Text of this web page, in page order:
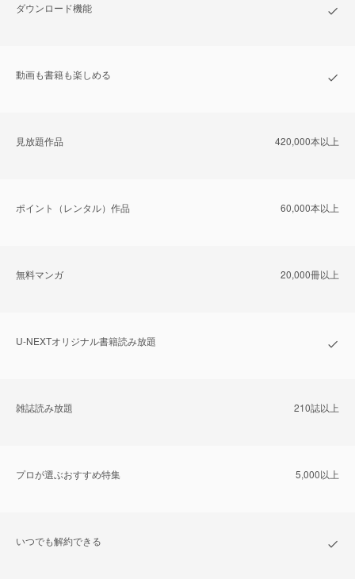
ダウンロード機能
動画も書籍も楽しめる
⾒放題作品 420,000本以上
ポイント（レンタル）作品 60,000本以上
無料マンガ 20,000冊以上
U-NEXTオリジナル書籍読み放題
雑誌読み放題 210誌以上
プロが選ぶおすすめ特集 5,000以上
いつでも解約できる